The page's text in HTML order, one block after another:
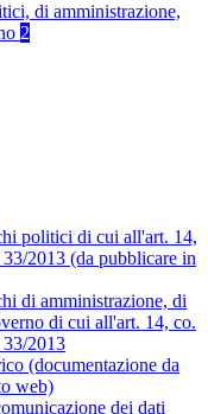
di amministrazione,
2
politici di cui all'art. 14,
2013 (da pubblicare in
di amministrazione, di
di cui all'art. 14, co.
2013
(documentazione da
web)
dei dati